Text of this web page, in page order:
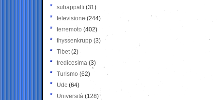
subappalti (31)
televisione(244)
terremoto (402)
thyssenkrupp (3)
Tibet(2)
tredicesima (3)
Turismo (62)
Udc (64)
Università (128)